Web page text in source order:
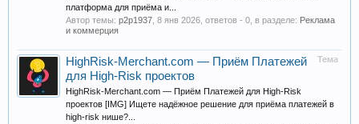
платформа для приёма и...
Автор темы: p2p1937 8 янв 2026 , ответов - 0, в разделе: Реклама
и коммерция
Тема
HighRisk-Merchant.com — Приём Платежей
для High-Risk проектов
HighRisk-Merchant.com — Приём Платежей для High-Risk
проектов [IMG] Ищете надёжное решение для приёма платежей в
high-risk нише?...